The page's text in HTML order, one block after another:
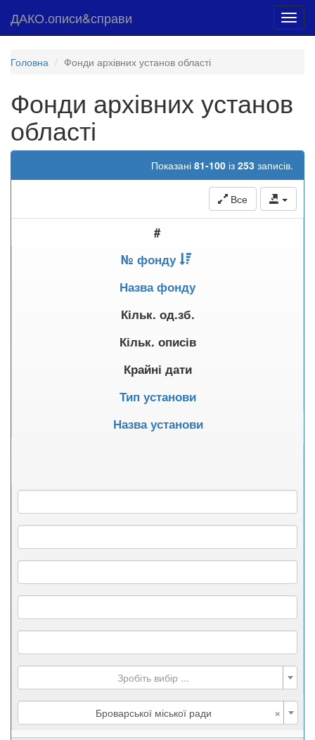
ДАКО.описи&справи
Головна Фонди архівних установ області
Фонди архівних установ
області
Показані 81-100 із 253 записів.
Все
#
№ фонду
Назва фонду
Кільк. од.зб.
Кільк. описів
Крайні дати
Тип установи
Назва установи
Зробіть вибір ...
×
Броварської міської ради